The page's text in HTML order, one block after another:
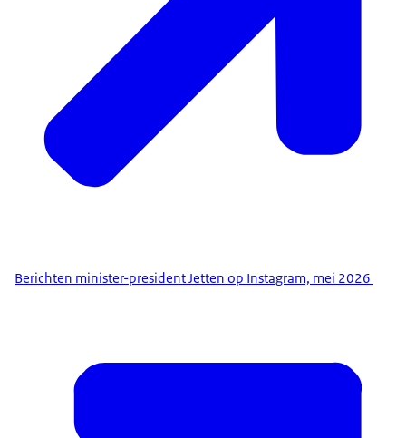
Berichten minister-president Jetten op Instagram, mei 2026